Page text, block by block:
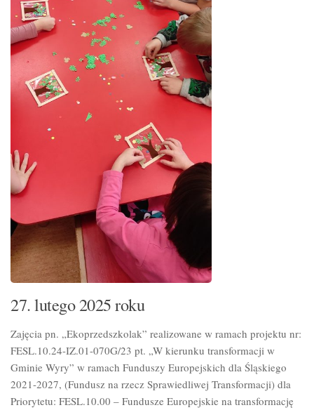
27. lutego 2025 roku
Zajęcia pn. „Ekoprzedszkolak” realizowane w ramach projektu nr:
FESL.10.24-IZ.01-070G/23 pt. „W kierunku transformacji w
Gminie Wyry” w ramach Funduszy Europejskich dla Śląskiego
2021-2027, (Fundusz na rzecz Sprawiedliwej Transformacji) dla
Priorytetu: FESL.10.00 – Fundusze Europejskie na transformację